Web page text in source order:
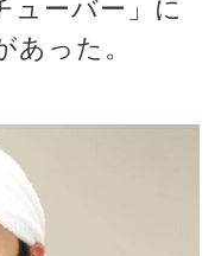
ューバー」に
あった。